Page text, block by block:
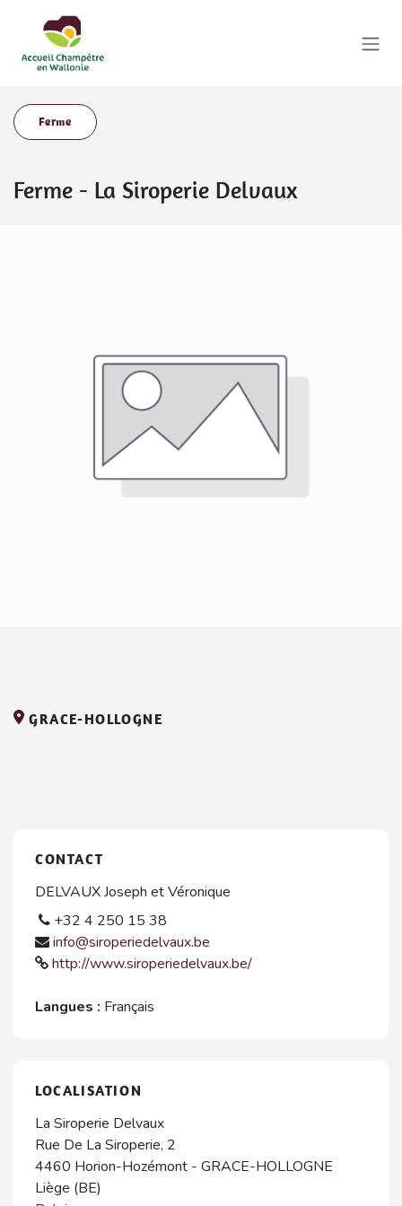
Ferme
Ferme - La Siroperie Delvaux
GRACE-HOLLOGNE
CONTACT
DELVAUX Joseph et Véronique
+32 4 250 15 38
info@siroperiedelvaux.be
http://www.siroperiedelvaux.be/
Langues : Français
LOCALISATION
La Siroperie Delvaux
Rue De La Siroperie, 2
4460 Horion-Hozémont - GRACE-HOLLOGNE
Liège (BE)